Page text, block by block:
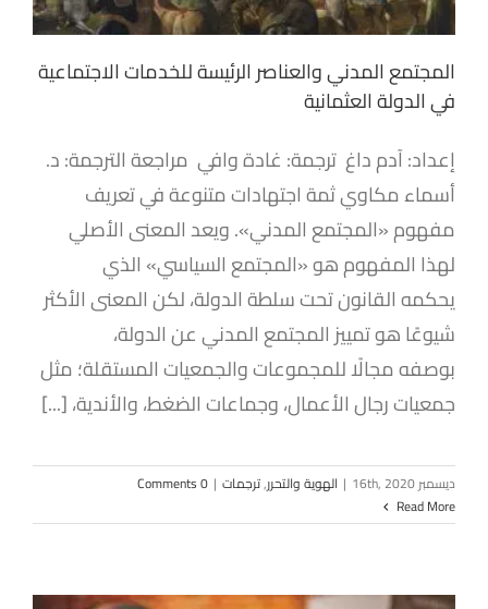
المجتمع المدني والعناصر الرئيسة للخدمات الاجتماعية
في الدولة العثمانية
إعداد: آدم داغ ترجمة: غادة وافي مراجعة الترجمة: د.
أسماء مكاوي ثمة اجتهادات متنوعة في تعريف
مفهوم «المجتمع المدني». ويعد المعنى الأصلي
لهذا المفهوم هو «المجتمع السياسي» الذي
يحكمه القانون تحت سلطة الدولة، لكن المعنى الأكثر
شيوعًا هو تمييز المجتمع المدني عن الدولة،
بوصفه مجالًا للمجموعات والجمعيات المستقلة؛ مثل
جمعيات رجال الأعمال، وجماعات الضغط، والأندية، [...]
ديسمبر 16th, 2020 | الهوية والتحرر,ترجمات |
0 Comments
Read More